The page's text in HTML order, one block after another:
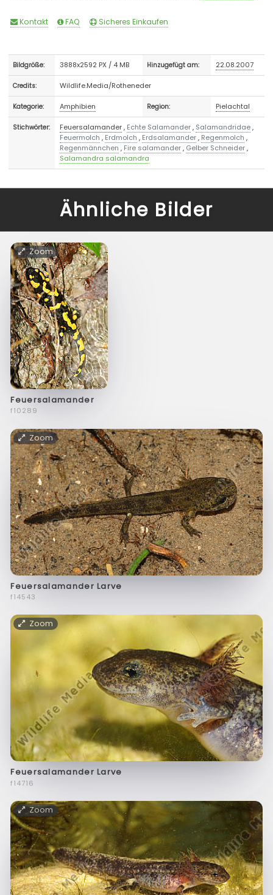
Kontakt FAQ Sicheres Einkaufen
Bildgröße: 3888x2592 PX / 4 MB Hinzugefügt am: 22.08.2007
Credits: Wildlife.Media/Rotheneder
Kategorie: Amphibien Region: Pielachtal
Stichwörter: Feuersalamander, Echte Salamander, Salamandridae,
Feuermolch , Erdmolch , Erdsalamander, Regenmolch ,
Regenmännchen , Fire salamander, Gelber Schneider,
Salamandra salamandra
Ähnliche Bilder
Zoom
Feuersalamander
f10289
Zoom
Feuersalamander Larve
f14543
Zoom
Feuersalamander Larve
f14716
Zoom